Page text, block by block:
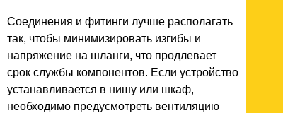
Соединения и фитинги лучше располагать
так, чтобы минимизировать изгибы и
напряжение на шланги, что продлевает
срок службы компонентов. Если устройство
устанавливается в нишу или шкаф,
необходимо предусмотреть вентиляцию